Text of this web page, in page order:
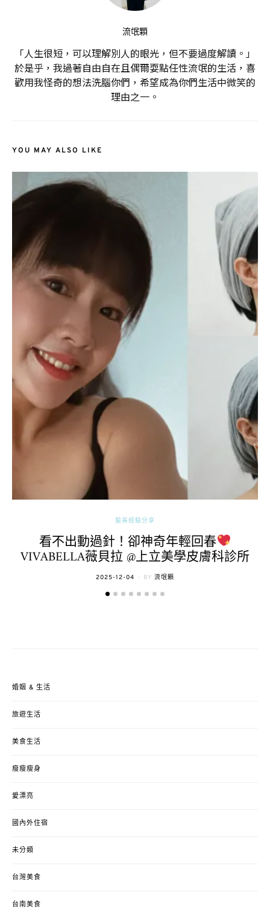
流氓顆
「人生很短，可以理解別人的眼光，但不要過度解讀。」
於是乎，我過著自由自在且偶爾耍點任性流氓的生活，喜
歡用我怪奇的想法洗腦你們，希望成為你們生活中微笑的
理由之一。
YOU MAY ALSO LIKE
醫美經驗分享
看不出動過針！卻神奇年輕回春
VIVABELLA薇貝拉 @上立美學皮膚科診所
POSTED
2025-12-04 BY 流氓顆
婚姻 & 生活
旅遊生活
美食生活
瘦瘦瘦身
愛漂亮
國內外住宿
未分類
台灣美食
台南美食